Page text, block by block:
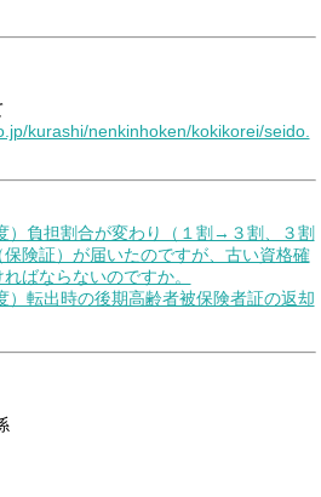
kurashi/nenkinhoken/kokikorei/seido.
負担割合が変わり（１割→３割、３割
険証）が届いたのですが、古い資格確
ばならないのですか。
転出時の後期高齢者被保険者証の返却